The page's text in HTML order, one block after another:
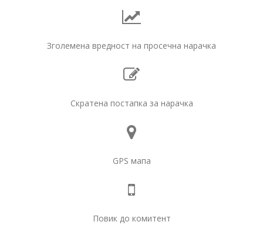
Зголемена вредност на просечна нарачка
Скратена постапка за нарачка
GPS мапа
Повик до комитент